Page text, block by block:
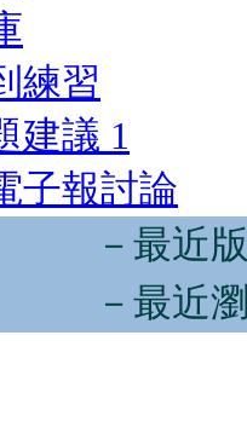
練習
建議 1
子報討論
－最近
－最近